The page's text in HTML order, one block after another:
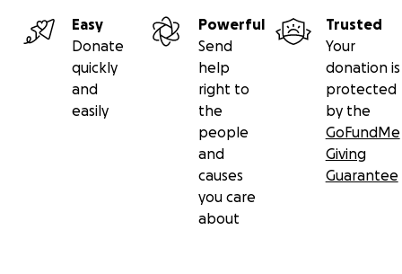
Easy
Donate
quickly
and
easily
Powerful
Send
help
right to
the
people
and
causes
you care
about
Trusted
Your
donation is
protected
by the
GoFundMe
Giving
Guarantee